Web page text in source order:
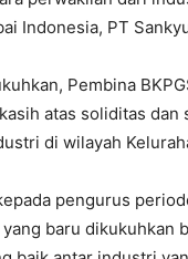
Indonesia, PT
Pembina
atas soliditas
di wilayah
pengurus
baru dikukuhkan